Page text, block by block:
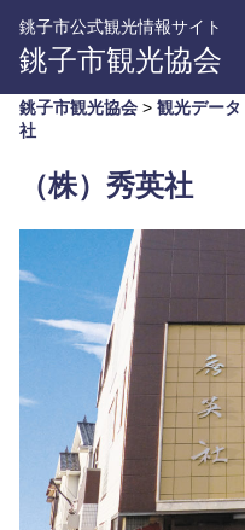
銚子市公式観光情報サイト
銚子市観光協会
銚子市観光協会 > 観光データ
社
（株）秀英社